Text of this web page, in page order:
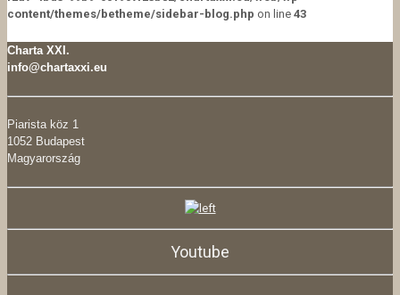
content/themes/betheme/sidebar-blog.php on line 43
Charta XXI.
info@chartaxxi.eu
Piarista köz 1
1052 Budapest
Magyarország
Youtube